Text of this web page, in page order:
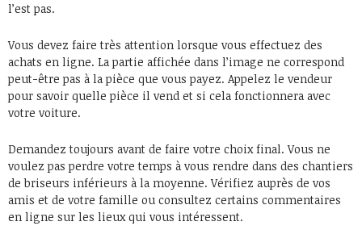
l’est pas.
Vous devez faire très attention lorsque vous effectuez des
achats en ligne. La partie affichée dans l’image ne correspond
peut-être pas à la pièce que vous payez. Appelez le vendeur
pour savoir quelle pièce il vend et si cela fonctionnera avec
votre voiture.
Demandez toujours avant de faire votre choix final. Vous ne
voulez pas perdre votre temps à vous rendre dans des chantiers
de briseurs inférieurs à la moyenne. Vérifiez auprès de vos
amis et de votre famille ou consultez certains commentaires
en ligne sur les lieux qui vous intéressent.